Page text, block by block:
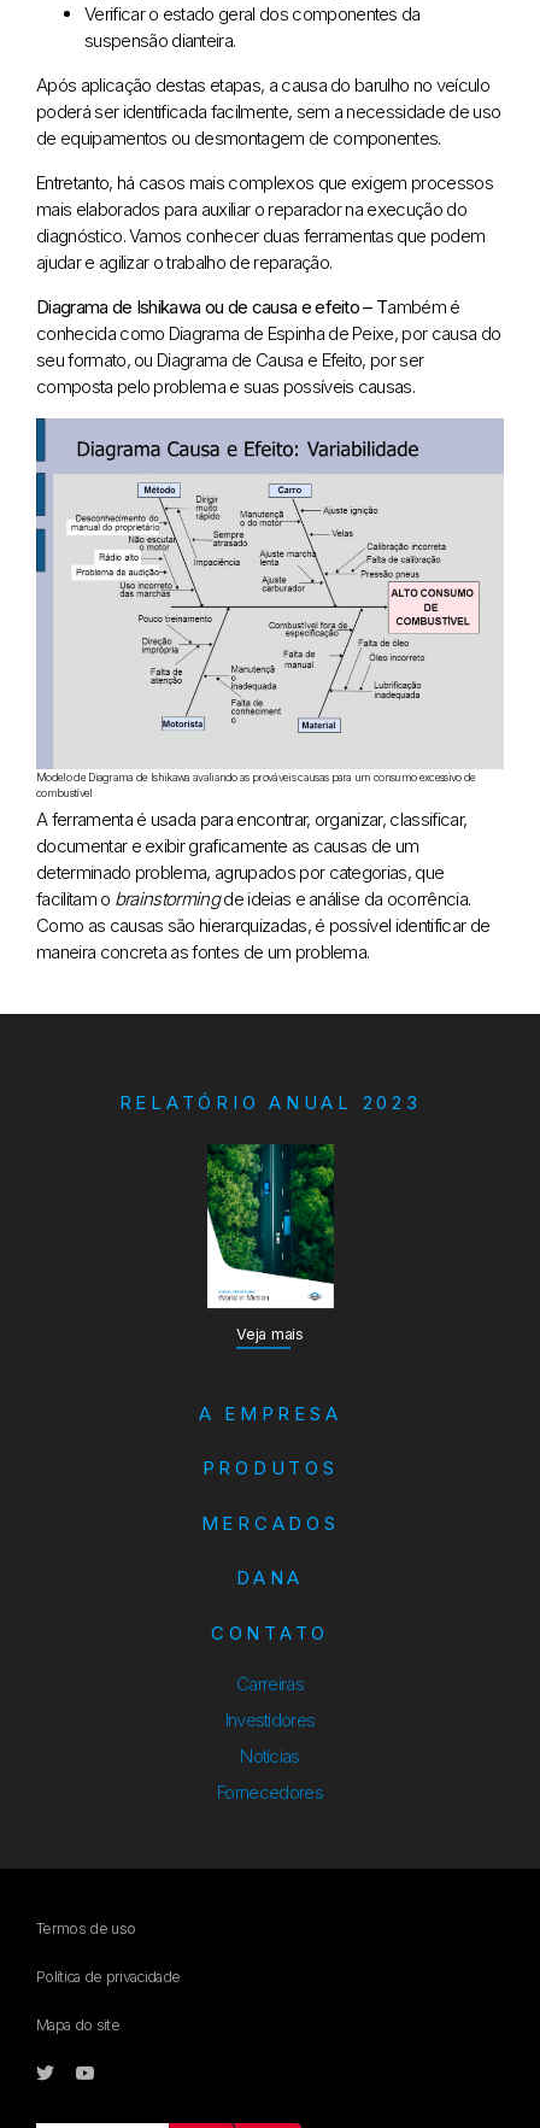
Verificar o estado geral dos componentes da
suspensão dianteira.
Após aplicação destas etapas, a causa do barulho no veículo
poderá ser identificada facilmente, sem a necessidade de uso
de equipamentos ou desmontagem de componentes.
Entretanto, há casos mais complexos que exigem processos
mais elaborados para auxiliar o reparador na execução do
diagnóstico. Vamos conhecer duas ferramentas que podem
ajudar e agilizar o trabalho de reparação.
Diagrama de Ishikawa ou de causa e efeito – Também é
conhecida como Diagrama de Espinha de Peixe, por causa do
seu formato, ou Diagrama de Causa e Efeito, por ser
composta pelo problema e suas possíveis causas.
Modelo de Diagrama de Ishikawa avaliando as prováveis causas para um consumo excessivo de
combustível
A ferramenta é usada para encontrar, organizar, classificar,
documentar e exibir graficamente as causas de um
determinado problema, agrupados por categorias, que
facilitam o brainstormingde ideias e análise da ocorrência.
Como as causas são hierarquizadas, é possível identificar de
maneira concreta as fontes de um problema.
RELATÓRIO ANUAL 2023
Veja mais
A EMPRESA
PRODUTOS
MERCADOS
DANA
CONTATO
Carreiras
Investidores
Notícias
Fornecedores
Termos de uso
Política de privacidade
Mapa do site